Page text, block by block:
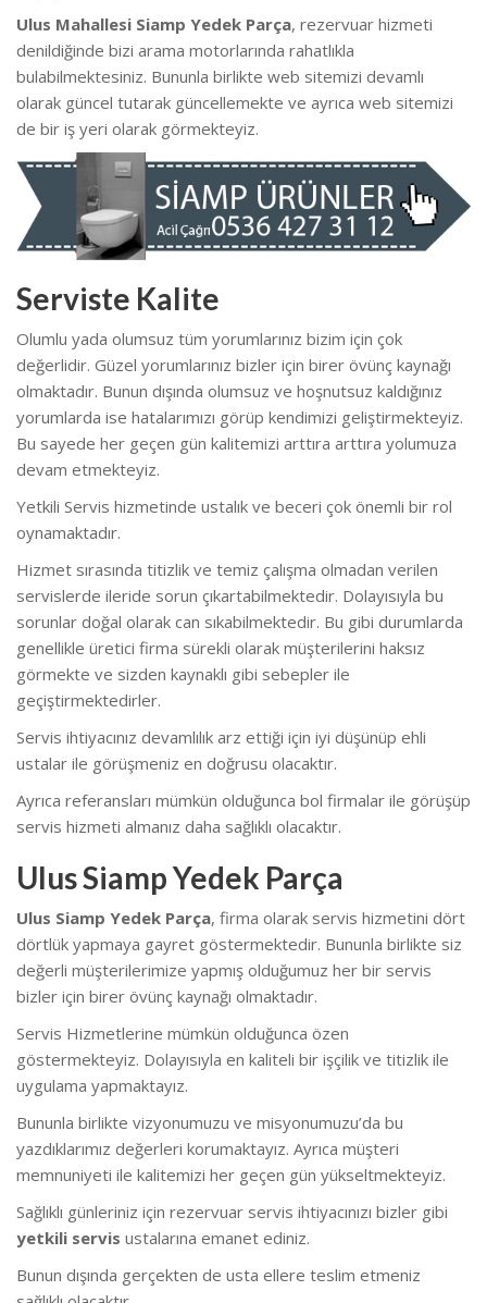
Ulus Mahallesi Siamp Yedek Parça, rezervuar hizmeti
denildiğinde bizi arama motorlarında rahatlıkla
bulabilmektesiniz. Bununla birlikte web sitemizi devamlı
olarak güncel tutarak güncellemekte ve ayrıca web sitemizi
de bir iş yeri olarak görmekteyiz.
Serviste Kalite
Olumlu yada olumsuz tüm yorumlarınız bizim için çok
değerlidir. Güzel yorumlarınız bizler için birer övünç kaynağı
olmaktadır. Bunun dışında olumsuz ve hoşnutsuz kaldığınız
yorumlarda ise hatalarımızı görüp kendimizi geliştirmekteyiz.
Bu sayede her geçen gün kalitemizi arttıra arttıra yolumuza
devam etmekteyiz.
Yetkili Servis hizmetinde ustalık ve beceri çok önemli bir rol
oynamaktadır.
Hizmet sırasında titizlik ve temiz çalışma olmadan verilen
servislerde ileride sorun çıkartabilmektedir. Dolayısıyla bu
sorunlar doğal olarak can sıkabilmektedir. Bu gibi durumlarda
genellikle üretici firma sürekli olarak müşterilerini haksız
görmekte ve sizden kaynaklı gibi sebepler ile
geçiştirmektedirler.
Servis ihtiyacınız devamlılık arz ettiği için iyi düşünüp ehli
ustalar ile görüşmeniz en doğrusu olacaktır.
Ayrıca referansları mümkün olduğunca bol firmalar ile görüşüp
servis hizmeti almanız daha sağlıklı olacaktır.
Ulus Siamp Yedek Parça
Ulus Siamp Yedek Parça, firma olarak servis hizmetini dört
dörtlük yapmaya gayret göstermektedir. Bununla birlikte siz
değerli müşterilerimize yapmış olduğumuz her bir servis
bizler için birer övünç kaynağı olmaktadır.
Servis Hizmetlerine mümkün olduğunca özen
göstermekteyiz. Dolayısıyla en kaliteli bir işçilik ve titizlik ile
uygulama yapmaktayız.
Bununla birlikte vizyonumuzu ve misyonumuzu’da bu
yazdıklarımız değerleri korumaktayız. Ayrıca müşteri
memnuniyeti ile kalitemizi her geçen gün yükseltmekteyiz.
Sağlıklı günleriniz için rezervuar servis ihtiyacınızı bizler gibi
yetkili servis ustalarına emanet ediniz.
Bunun dışında gerçekten de usta ellere teslim etmeniz